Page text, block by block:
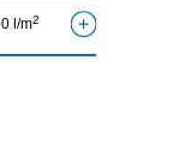
0 l/m2